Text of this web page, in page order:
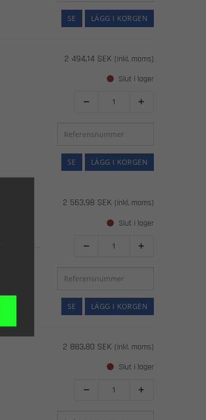
LÄGG I KORGEN
SE
2 494,14 SEK (inkl. moms)
Slut i lager
 
LÄGG I KORGEN
SE
2 563,98 SEK (inkl. moms)
Slut i lager
 
LÄGG I KORGEN
SE
2 883,80 SEK (inkl. moms)
Slut i lager
 